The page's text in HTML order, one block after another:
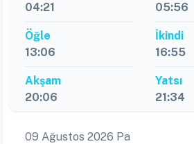
04:21
05:56
Öğle
13:06
İkindi
16:55
Akşam
20:06
Yatsı
21:34
09 Ağustos 2026 Pa